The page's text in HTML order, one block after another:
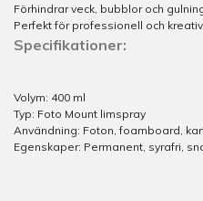
Förhindrar veck, bubblor och
Perfekt för professionell och
Specifikationer:
Volym: 400 ml
Typ: Foto Mount limspray
Användning: Foton, foamboard,
Egenskaper: Permanent, syrafri,